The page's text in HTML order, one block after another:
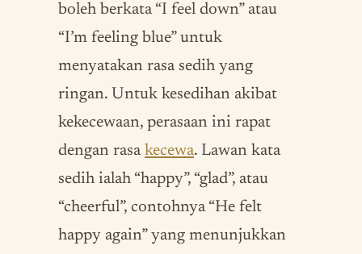
boleh berkata “I feel down” atau
“I’m feeling blue” untuk
menyatakan rasa sedih yang
ringan. Untuk kesedihan akibat
kekecewaan, perasaan ini rapat
dengan rasa kecewa. Lawan kata
sedih ialah “happy”, “glad”, atau
“cheerful”, contohnya “He felt
happy again” yang menunjukkan